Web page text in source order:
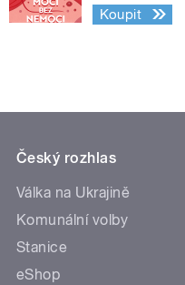
Koupit
Český rozhlas
Válka na Ukrajině
Komunální volby
Stanice
eShop